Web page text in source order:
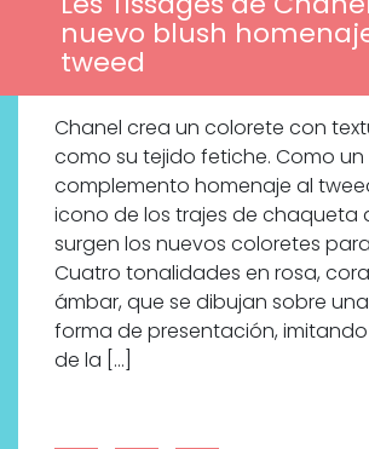
nuevo blush
tweed
Chanel crea un colorete con
como su tejido fetiche. Como un
complemento homenaje al
icono de los trajes de chaqueta
surgen los nuevos coloretes
Cuatro tonalidades en rosa,
ámbar, que se dibujan sobre
forma de presentación,
de la […]